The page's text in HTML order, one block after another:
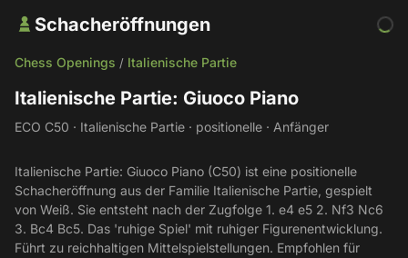
Schacheröffnungen
Chess Openings / Italienische Partie
Italienische Partie: Giuoco Piano
ECO C50 · Italienische Partie · positionelle · Anfänger
Italienische Partie: Giuoco Piano (C50) ist eine positionelle
Schacheröffnung aus der Familie Italienische Partie, gespielt
von Weiß. Sie entsteht nach der Zugfolge 1. e4 e5 2. Nf3 Nc6
3. Bc4 Bc5. Das 'ruhige Spiel' mit ruhiger Figurenentwicklung.
Führt zu reichhaltigen Mittelspielstellungen. Empfohlen für